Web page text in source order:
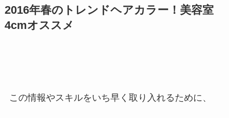
2016年春のトレンドヘアカラー！美容室
4cmオススメ
この情報やスキルをいち早く取り入れるために、